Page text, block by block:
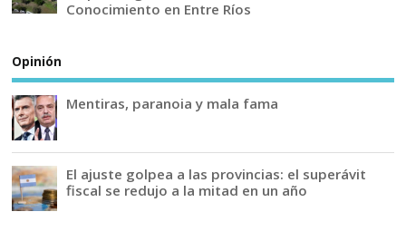
Conocimiento en Entre Ríos
Opinión
Mentiras, paranoia y mala fama
El ajuste golpea a las provincias: el superávit
fiscal se redujo a la mitad en un año